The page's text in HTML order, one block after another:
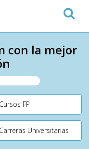
con la mejor
Cursos FP
Carreras Universitarias